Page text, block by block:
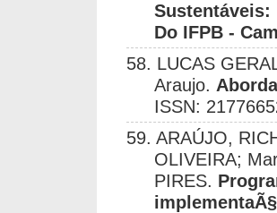
Sustentáveis:
Do IFPB -
58. LUCAS
Araujo.
ISSN:
59. ARAÚJO,
OLIVEIRA;
PIRES.